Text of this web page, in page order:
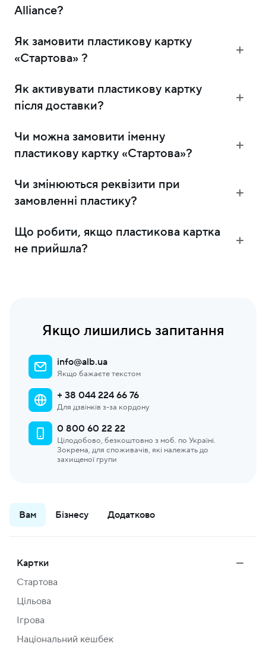
Alliance?
Як замовити пластикову картку
«Стартова» ?
Як активувати пластикову картку
після доставки?
Чи можна замовити іменну
пластикову картку «Стартова»?
Чи змінюються реквізити при
замовленні пластику?
Що робити, якщо пластикова картка
не прийшла?
Якщо лишились запитання
info@alb.ua
Якщо бажаєте текстом
+ 38 044 224 66 76
Для дзвінків з-за кордону
0 800 60 22 22
Цілодобово, безкоштовно з моб. по Україні.
Зокрема, для споживачів, які належать до
захищеної групи
Вам Бізнесу Додатково
Картки
Стартова
Цільова
Ігрова
Національний кешбек